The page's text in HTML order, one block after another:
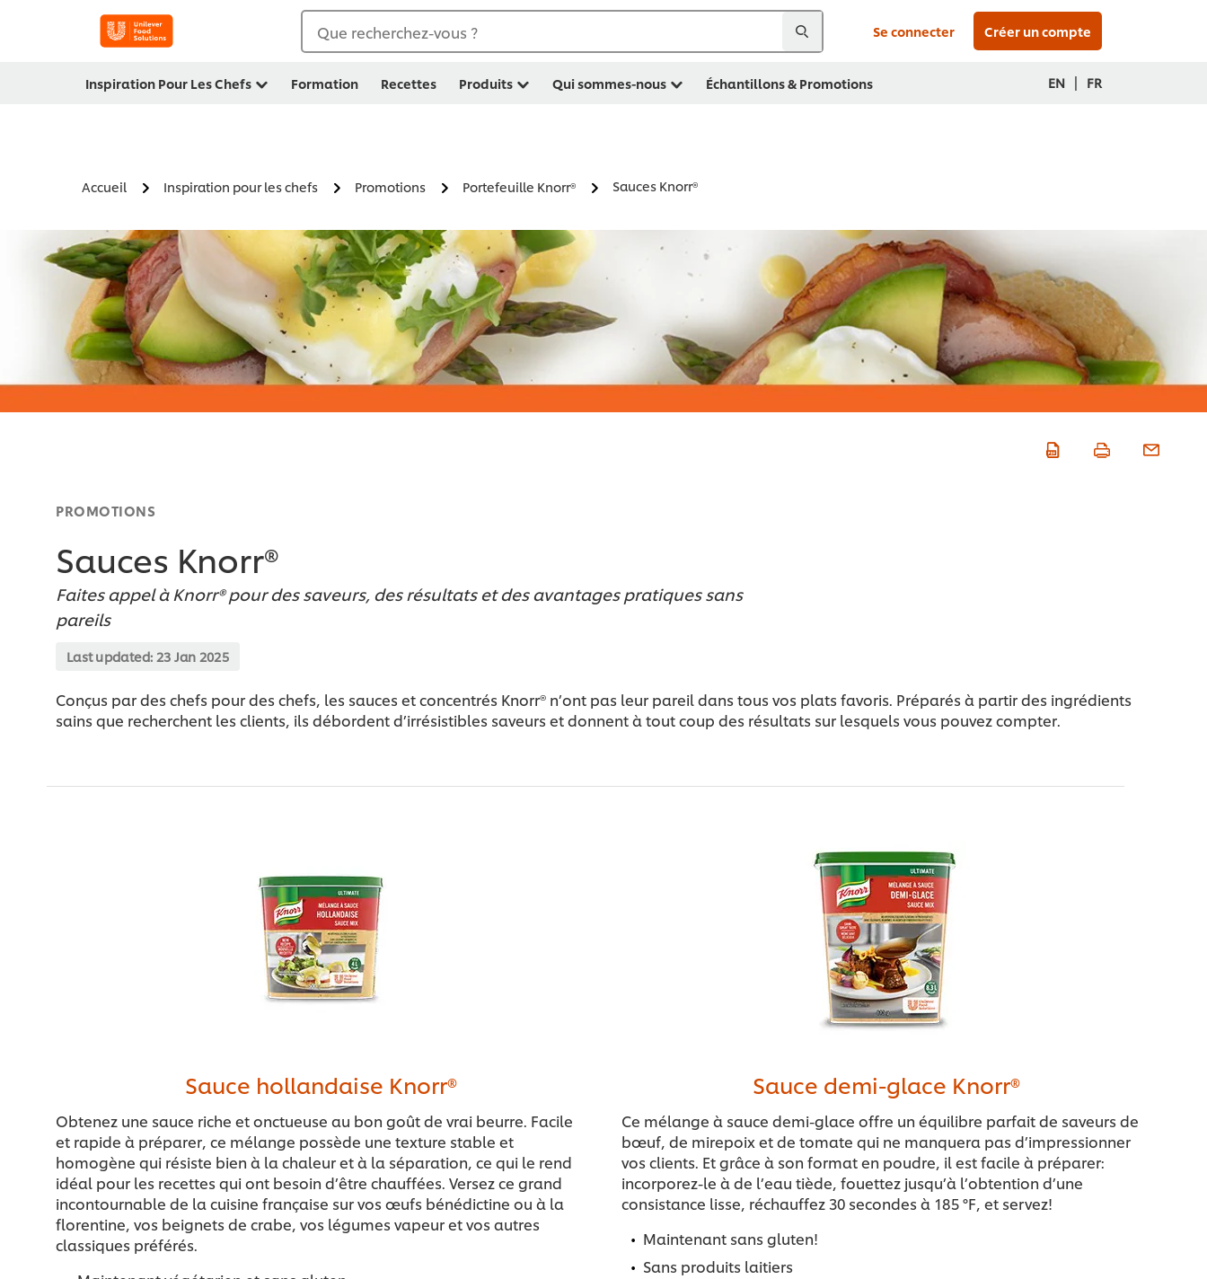
Que recherchez-vous ? Se connecter Créer un compte
Inspiration Pour Les Chefs Formation Recettes Produits Qui sommes-nous Échantillons & Promotions EN | FR
Accueil Inspiration pour les chefs Promotions Portefeuille Knorr® Sauces Knorr®
PROMOTIONS
Sauces Knorr®
Faites appel à Knorr® pour des saveurs, des résultats et des avantages pratiques sans
pareils
Last updated: 23 Jan 2025
Conçus par des chefs pour des chefs, les sauces et concentrés Knorr® n’ont pas leur pareil dans tous vos plats favoris. Préparés à partir des ingrédients
sains que recherchent les clients, ils débordent d’irrésistibles saveurs et donnent à tout coup des résultats sur lesquels vous pouvez compter.
Sauce hollandaise Knorr®
Obtenez une sauce riche et onctueuse au bon goût de vrai beurre. Facile
et rapide à préparer, ce mélange possède une texture stable et
homogène qui résiste bien à la chaleur et à la séparation, ce qui le rend
idéal pour les recettes qui ont besoin d’être chauffées. Versez ce grand
incontournable de la cuisine française sur vos œufs bénédictine ou à la
florentine, vos beignets de crabe, vos légumes vapeur et vos autres
classiques préférés.
Sauce demi-glace Knorr®
Ce mélange à sauce demi-glace offre un équilibre parfait de saveurs de
bœuf, de mirepoix et de tomate qui ne manquera pas d’impressionner
vos clients. Et grâce à son format en poudre, il est facile à préparer:
incorporez-le à de l’eau tiède, fouettez jusqu’à l’obtention d’une
consistance lisse, réchauffez 30 secondes à 185 °F, et servez!
Maintenant sans gluten!
Sans produits laitiers